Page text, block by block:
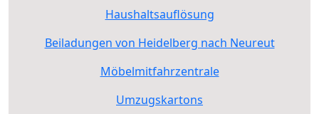
Haushaltsauflösung
Beiladungen von Heidelberg nach Neureut
Möbelmitfahrzentrale
Umzugskartons